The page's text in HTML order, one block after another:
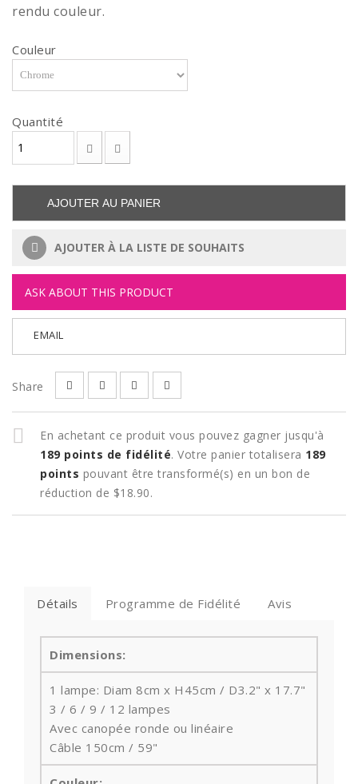
rendu couleur.
Couleur
Quantité
AJOUTER AU PANIER
AJOUTER À LA LISTE DE SOUHAITS
ASK ABOUT THIS PRODUCT
EMAIL
Share
En achetant ce produit vous pouvez gagner jusqu'à
189 points de fidélité. Votre panier totalisera 189
points pouvant être transformé(s) en un bon de
réduction de $18.90.
Détails Programme de Fidélité Avis
Dimensions:
1 lampe: Diam 8cm x H45cm / D3.2" x 17.7"
3 / 6 / 9 / 12 lampes
Avec canopée ronde ou linéaire
Câble 150cm / 59"